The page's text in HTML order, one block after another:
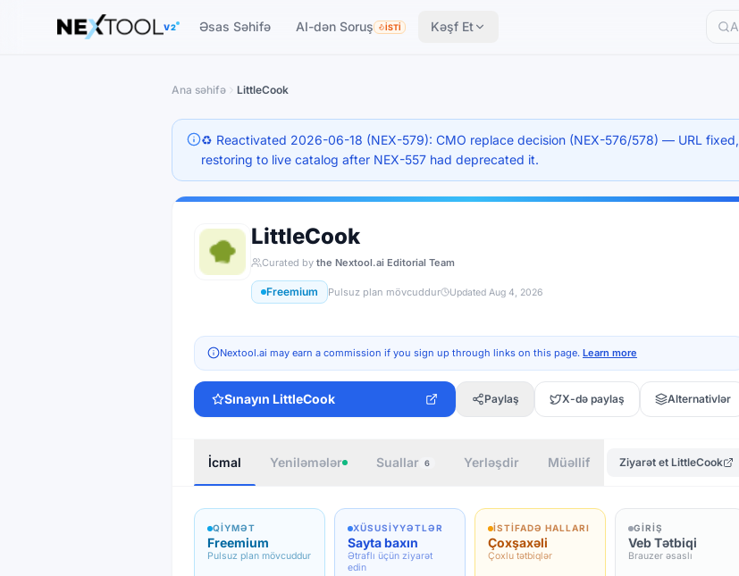
The AI tools directory — Find the Best AI Tools
V2 Əsas Səhifə AI-dən Soruş İSTİ Kəşf Et
Ana səhifə LittleCook
♻️ Reactivated 2026-06-18 (NEX-579): CMO replace decision (NEX-576/578) — URL fixed,
restoring to live catalog after NEX-557 had deprecated it.
LittleCook
Curated by the Nextool.ai Editorial Team
Freemium Pulsuz plan mövcuddur Updated Aug 4, 2026
Nextool.ai may earn a commission if you sign up through links on this page. Learn more
Sınayın LittleCook Paylaş X-də paylaş Alternativlər
İcmal Yeniləmələr Suallar 6 Yerləşdir Müəllif Ziyarət et LittleCook
QIYMƏT
Freemium
Pulsuz plan mövcuddur
XÜSUSIYYƏTLƏR
Sayta baxın
Ətraflı üçün ziyarət
edin
İSTIFADƏ HALLARI
Çoxşaxəli
Çoxlu tətbiqlər
GIRIŞ
Veb Tətbiqi
Brauzer əsaslı